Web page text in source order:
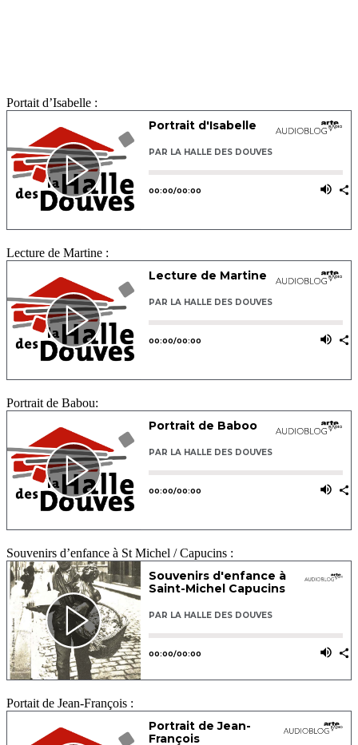
Portait d’Isabelle :
Lecture de Martine :
Portrait de Babou:
Souvenirs d’enfance à St Michel / Capucins :
Portait de Jean-François :